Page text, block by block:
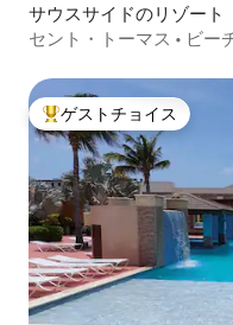
サウスサイドのリゾート
セント・トーマス • ビー
大好評のゲストチョイス
ゲストチョイス